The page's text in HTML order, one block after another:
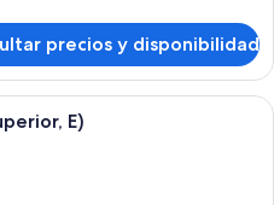
precios y disponibilidad
Habitación de hotel con una cama
E)